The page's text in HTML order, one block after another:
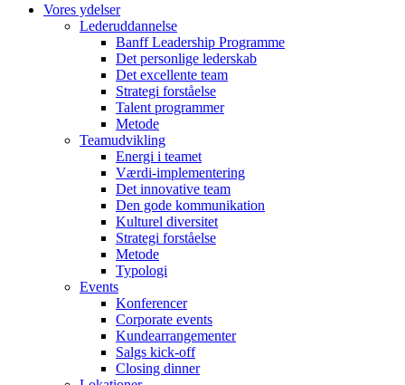
Vores ydelser
Lederuddannelse
Banff Leadership Programme
Det personlige lederskab
Det excellente team
Strategi forståelse
Talent programmer
Metode
Teamudvikling
Energi i teamet
Værdi-implementering
Det innovative team
Den gode kommunikation
Kulturel diversitet
Strategi forståelse
Metode
Typologi
Events
Konferencer
Corporate events
Kundearrangementer
Salgs kick-off
Closing dinner